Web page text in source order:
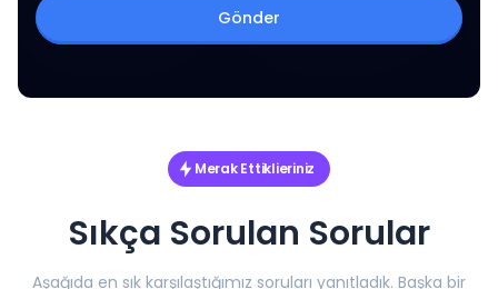
Gönder
Merak Ettiklieriniz
Sıkça Sorulan Sorular
Aşağıda en sık karşılaştığımız soruları yanıtladık. Başka bir